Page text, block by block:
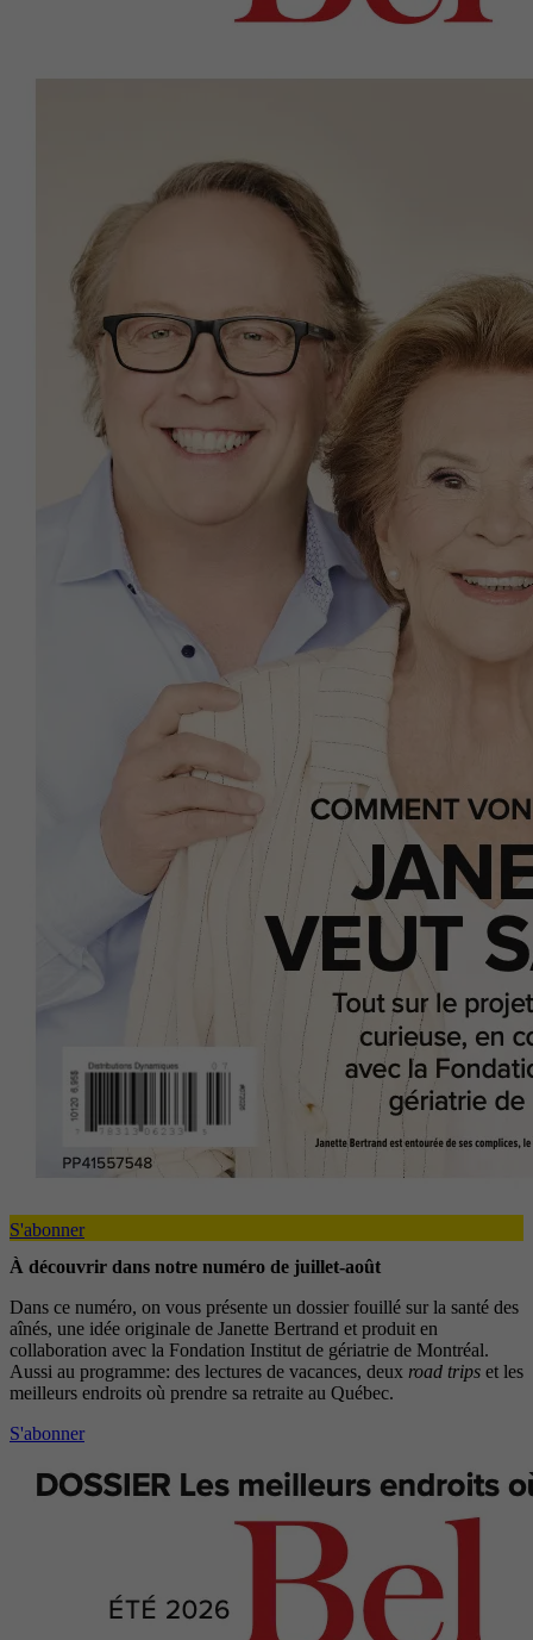
S'abonner
À découvrir dans notre numéro de juillet-août
Dans ce numéro, on vous présente un dossier fouillé sur la santé des
aînés, une idée originale de Janette Bertrand et produit en
collaboration avec la Fondation Institut de gériatrie de Montréal.
Aussi au programme: des lectures de vacances, deux road trips et les
meilleurs endroits où prendre sa retraite au Québec.
S'abonner